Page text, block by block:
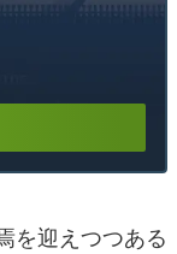
を迎えつつある